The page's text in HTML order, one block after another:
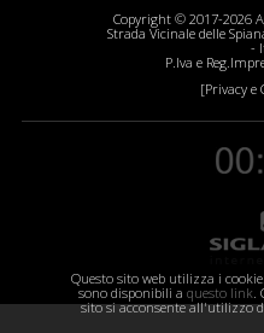
Copyright © 2017-2026
Strada Vicinale delle
-
P.Iva e
[Privacy e
Questo sito web utilizza i
sono disponibili a questo link.
sito si acconsente all'utilizzo